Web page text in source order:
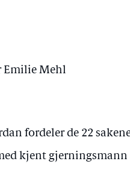
Emilie Mehl
fordeler de 22
kjent gjerningsmann